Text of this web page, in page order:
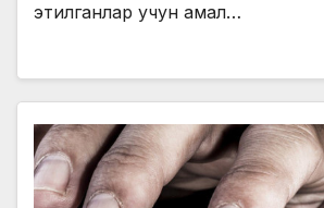
этилганлар учун амал…